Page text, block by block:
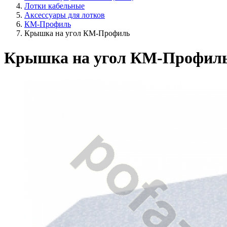
Лотки кабельные
Аксессуары для лотков
КМ-Профиль
Крышка на угол КМ-Профиль
Крышка на угол КМ-